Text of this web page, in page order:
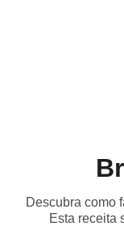
Descubra como
Esta receita